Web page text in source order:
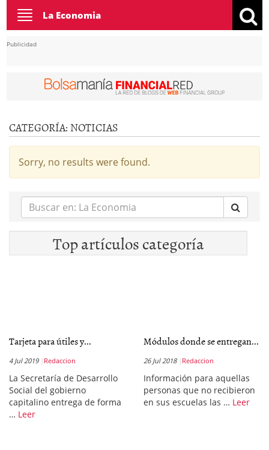
Toggle
navigation
La Economia
Publicidad
CATEGORÍA: NOTICIAS
Sorry, no results were found.
Buscar
en:
Top artículos categoría
Tarjeta para útiles y...
4 Jul 2019 Redaccion
La Secretaría de Desarrollo
Social del gobierno
capitalino entrega de forma
… Leer
Módulos donde se entregan...
26 Jul 2018 Redaccion
Información para aquellas
personas que no recibieron
en sus escuelas las … Leer